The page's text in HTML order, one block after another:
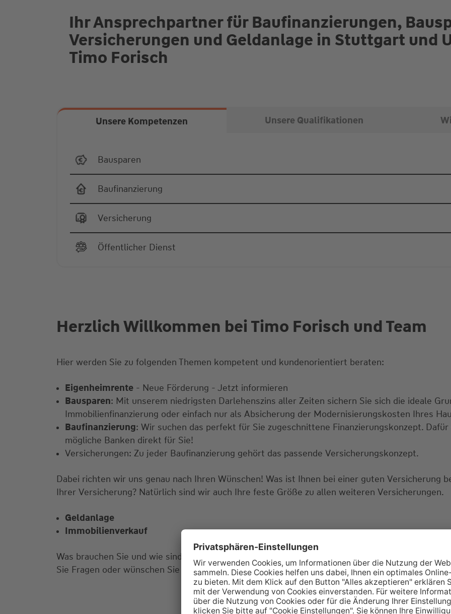
Ihr Ansprechpartner für Baufinanzierungen,
Versicherungen und Geldanlage in Stuttgart und
Timo Forisch
Unsere Kompetenzen Unsere Qualifikationen
Bausparen
Baufinanzierung
Versicherung
Öffentlicher Dienst
Herzlich Willkommen bei Timo Forisch und Team
Hier werden Sie zu folgenden Themen kompetent und kundenorientiert beraten:
Eigenheimrente - Neue Förderung - Jetzt informieren
Bausparen: Mit unserem niedrigsten Darlehenszins aller Zeiten sichern Sie sich die ideale
Immobilienfinanzierung oder einfach nur als Absicherung der Modernisierungskosten Ihres
Baufinanzierung: Wir suchen das perfekt für Sie zugeschnittene Finanzierungskonzept.
mögliche Banken direkt für Sie!
Versicherungen: Zu jeder Baufinanzierung gehört das passende Versicherungskonzept.
Dabei richten wir uns genau nach Ihren Wünschen! Was ist Ihnen bei einer guten Versicherung
Ihrer Versicherung? Natürlich sind wir auch Ihre feste Größe zu allen weiteren Versicherungen.
Geldanlage
Immobilienverkauf
Was brauchen Sie und wie sind Ihre Vorstellungen? Lassen Sie uns doch gemeinsam über die
Sie Fragen oder wünschen Sie einen Beratungstermin? Dann rufen Sie gerne bei uns an oder